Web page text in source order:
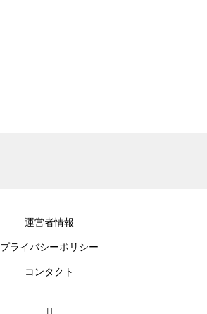
運営者情報
プライバシーポリシー
コンタクト